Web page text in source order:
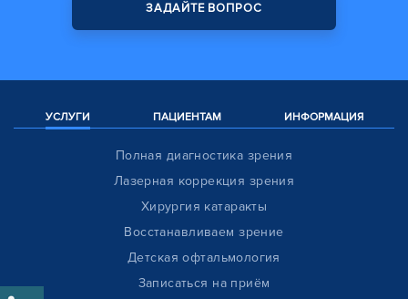
ЗАДАЙТЕ ВОПРОС
УСЛУГИ ПАЦИЕНТАМ ИНФОРМАЦИЯ
Полная диагностика зрения
Лазерная коррекция зрения
Хирургия катаракты
Восстанавливаем зрение
Детская офтальмология
Записаться на приём